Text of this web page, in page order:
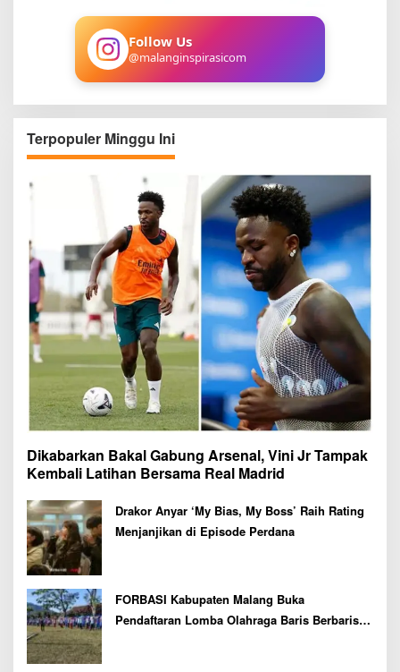
Follow Us
@malanginspirasicom
Terpopuler Minggu Ini
Dikabarkan Bakal Gabung Arsenal, Vini Jr Tampak
Kembali Latihan Bersama Real Madrid
Drakor Anyar ‘My Bias, My Boss’ Raih Rating
Menjanjikan di Episode Perdana
FORBASI Kabupaten Malang Buka
Pendaftaran Lomba Olahraga Baris Berbaris